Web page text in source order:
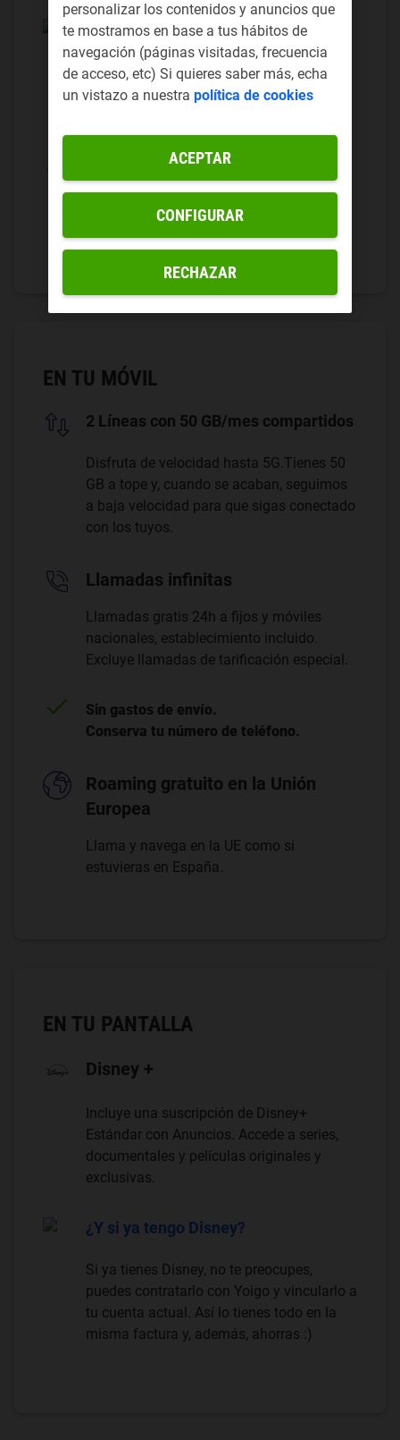
Llamadas gratis infinitas a fijos
Y60 minde llamadas amóviles
nacionales. Excluye llamadas de
Conserva tu número de fijo.
EN TU MÓVIL
2 Líneas con 50 GB/mes compartidos
Disfruta de velocidad hasta 5G.Tienes 50
GB a tope y, cuando se acaban, seguimos
a baja velocidad para que sigas conectado
con los tuyos.
Llamadas infinitas
Llamadas gratis 24h a fijos y móviles
nacionales, establecimiento incluido.
Excluye llamadas de tarificación especial.
Sin gastos de envío.
Conserva tu número de teléfono.
Roaming gratuito en la Unión
Europea
Llama y navega en la UE como si
estuvieras en España.
EN TU PANTALLA
Disney +
Incluye una suscripción de Disney+
Estándar con Anuncios. Accede a series,
documentales y películas originales y
exclusivas.
¿Y si ya tengo Disney?
Si ya tienes Disney, no te preocupes,
puedes contratarlo con Yoigo y vincularlo a
tu cuenta actual. Así lo tienes todo en la
misma factura y, además, ahorras :)
personalizar los contenidos y anuncios que
te mostramos en base a tus hábitos de
navegación (páginas visitadas, frecuencia
de acceso, etc) Si quieres saber más, echa
un vistazo a nuestra política de cookies
RECHAZAR
ACEPTAR
CONFIGURAR